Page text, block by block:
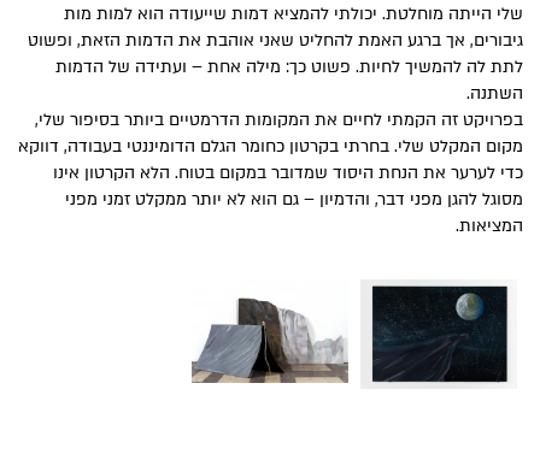
שלי הייתה מוחלטת. יכולתי להמציא דמות שייעודה הוא למות מות
גיבורים, אך ברגע האמת להחליט שאני אוהבת את הדמות הזאת, ופשוט
לתת לה להמשיך לחיות. פשוט כך: מילה אחת – ועתידה של הדמות
השתנה.
בפרויקט זה הקמתי לחיים את המקומות הדרמטיים ביותר בסיפור שלי,
מקום המקלט שלי. בחרתי בקרטון כחומר הגלם הדומיננטי בעבודה, דווקא
כדי לערער את הנחת היסוד שמדובר במקום בטוח. הלא הקרטון אינו
מסוגל להגן מפני דבר, והדמיון – גם הוא לא יותר ממקלט זמני מפני
המציאות.